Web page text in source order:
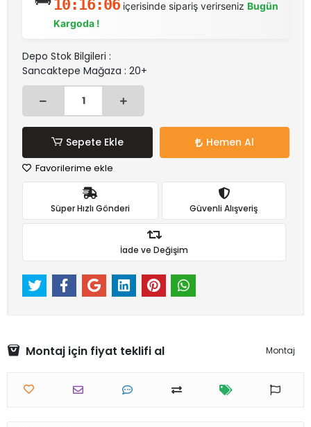
10:16:05içerisinde sipariş verirseniz Bugün
Kargoda !
Depo Stok Bilgileri :
Sancaktepe Mağaza : 20+
Sepete Ekle Hemen Al
Favorilerime ekle
Süper Hızlı Gönderi Güvenli Alışveriş
İade ve Değişim
Montaj için fiyat teklifi al Montaj